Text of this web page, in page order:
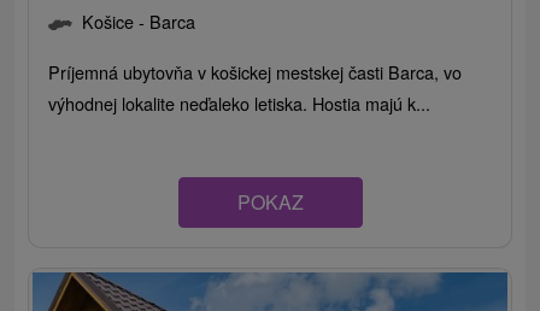
Košice - Barca
Príjemná ubytovňa v košickej mestskej časti Barca, vo
výhodnej lokalite neďaleko letiska. Hostia majú k...
POKAZ